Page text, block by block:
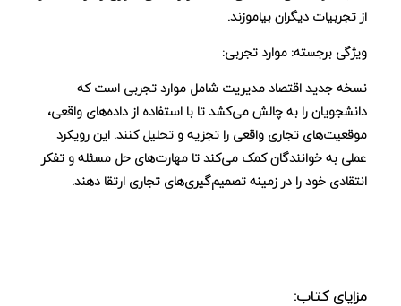
از تجربیات دیگران بیاموزند.
ویژگی برجسته: موارد تجربی:
نسخه جدیداقتصاد مدیریت شامل موارد تجربی است که
دانشجویان را به چالش می‌کشد تا با استفاده از داده‌های واقعی،
موقعیت‌های تجاری واقعی را تجزیه و تحلیل کنند. این رویکرد
عملی به خوانندگان کمک می‌کند تا مهارت‌های حل مسئله و تفکر
انتقادی خود را در زمینه تصمیم‌گیری‌های تجاری ارتقا دهند.
مزایای کتاب: